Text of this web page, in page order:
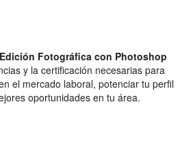
Edición Fotográfica con Photoshop
y la certificación necesarias para
el mercado laboral, potenciar tu perfil
oportunidades en tu área.